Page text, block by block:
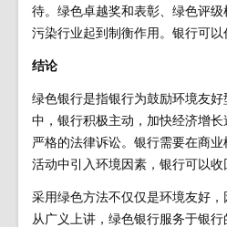
待。绿色卓越奖和表彰、绿色评
污染行业起到制衡作用。银行可
结论
绿色银行是指银行为鼓励环境友
中，银行积极主动，加快经济增
严格的法律诉讼。银行需要在商
活动中引入环境因素，银行可以
采用绿色方法不仅仅是环境友好
从广义上讲，绿色银行服务于银